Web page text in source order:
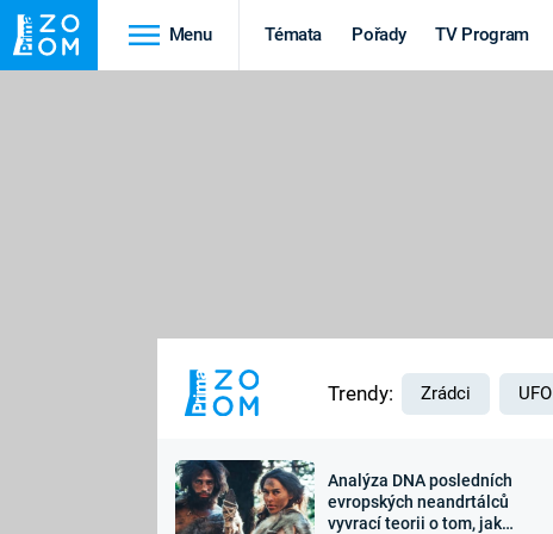
Menu Témata Pořady TV Program
Výročí
Trendy: Zrádci UFO
Analýza DNA posledních
evropských neandrtálců
vyvrací teorii o tom, jak